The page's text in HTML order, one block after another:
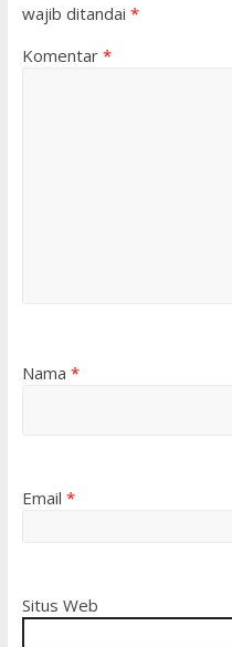
wajib ditandai *
Komentar *
Nama *
Email *
Situs Web